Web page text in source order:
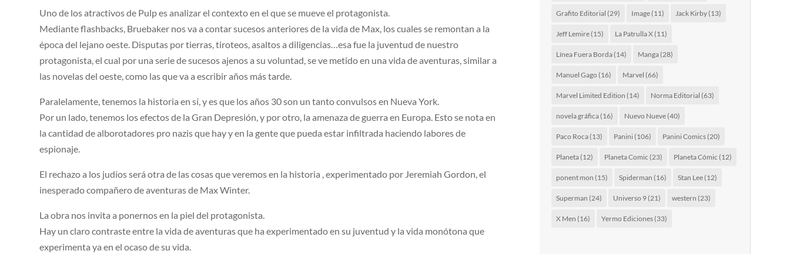
Uno de los atractivos de Pulp es analizar el contexto en el que se mueve el protagonista.
Mediante flashbacks, Bruebaker nos va a contar sucesos anteriores de la vida de Max, los cuales se remontan a la
época del lejano oeste. Disputas por tierras, tiroteos, asaltos a diligencias…esa fue la juventud de nuestro
protagonista, el cual por una serie de sucesos ajenos a su voluntad, se ve metido en una vida de aventuras, similar a
las novelas del oeste, como las que va a escribir años más tarde.
Paralelamente, tenemos la historia en sí, y es que los años 30 son un tanto convulsos en Nueva York.
Por un lado, tenemos los efectos de la Gran Depresión, y por otro, la amenaza de guerra en Europa. Esto se nota en
la cantidad de alborotadores pro nazis que hay y en la gente que pueda estar infiltrada haciendo labores de
espionaje.
El rechazo a los judíos será otra de las cosas que veremos en la historia , experimentado por Jeremiah Gordon, el
inesperado compañero de aventuras de Max Winter.
La obra nos invita a ponernos en la piel del protagonista.
Hay un claro contraste entre la vida de aventuras que ha experimentado en su juventud y la vida monótona que
experimenta ya en el ocaso de su vida.
Grafito Editorial (29) Image(11) Jack Kirby(13)
Jeff Lemire(15) La Patrulla X(11)
Línea Fuera Borda(14) Manga(28)
Manuel Gago (16) Marvel (66)
Marvel Limited Edition (14) Norma Editorial (63)
novela gráfica(16) Nuevo Nueve(40)
Paco Roca(13) Panini(106) Panini Comics(20)
Planeta(12) Planeta Comic (23) Planeta Cómic (12)
ponent mon (15) Spiderman (16) Stan Lee(12)
Superman (24) Universo 9(21) western (23)
X Men (16) Yermo Ediciones(33)